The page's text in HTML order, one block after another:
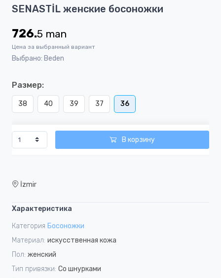
1
12
SENASTİL женские босоножки
726.5 man
Цена за выбранный вариант
Выбрано: Beden
Размер:
38 40 39 37 36
В корзину
İzmir
Характеристика
Категория Босоножки
Материал: искусственная кожа
Пол: женский
Тип привязки: Со шнурками